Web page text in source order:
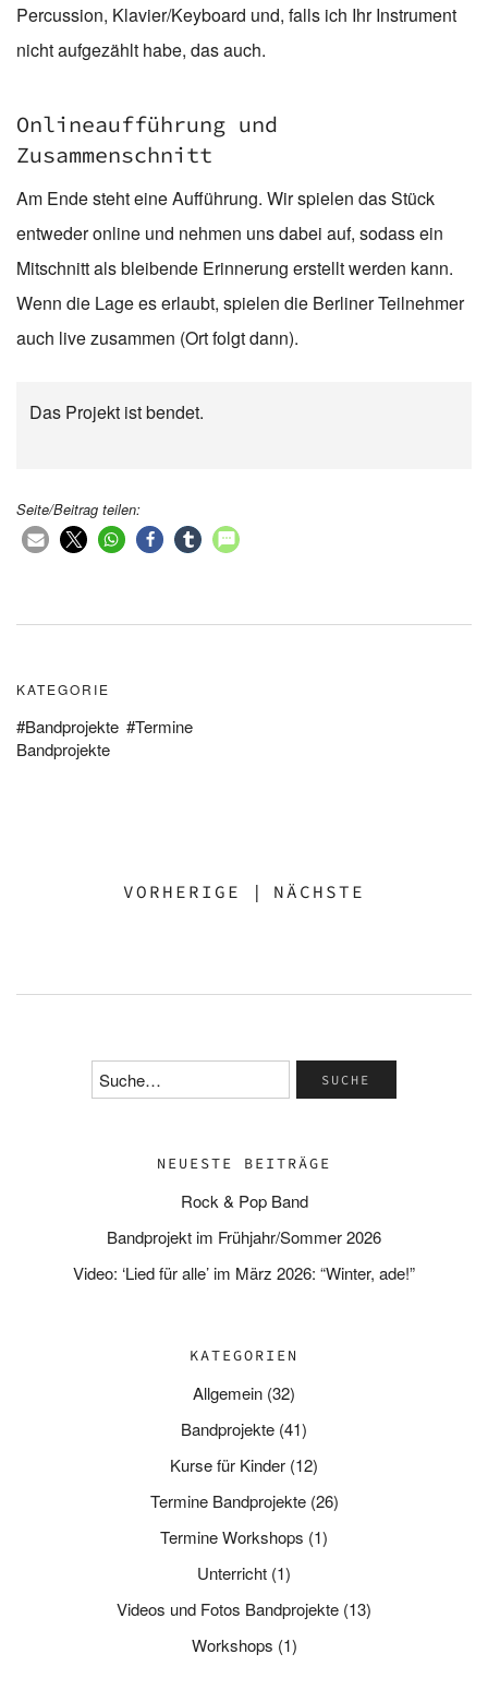
Percussion, Klavier/Keyboard und, falls ich Ihr Instrument
nicht aufgezählt habe, das auch.
Onlineaufführung und
Zusammenschnitt
Am Ende steht eine Aufführung. Wir spielen das Stück
entweder online und nehmen uns dabei auf, sodass ein
Mitschnitt als bleibende Erinnerung erstellt werden kann.
Wenn die Lage es erlaubt, spielen die Berliner Teilnehmer
auch live zusammen (Ort folgt dann).
Das Projekt ist bendet.
Seite/Beitrag teilen:
KATEGORIE
Bandprojekte
Termine
Bandprojekte
VORHERIGE | NÄCHSTE
NEUESTE BEITRÄGE
Rock & Pop Band
Bandprojekt im Frühjahr/Sommer 2026
Video: ‘Lied für alle’ im März 2026: “Winter, ade!”
KATEGORIEN
Allgemein (32)
Bandprojekte (41)
Kurse für Kinder (12)
Termine Bandprojekte(26)
Termine Workshops (1)
Unterricht (1)
Videos und Fotos Bandprojekte (13)
Workshops (1)